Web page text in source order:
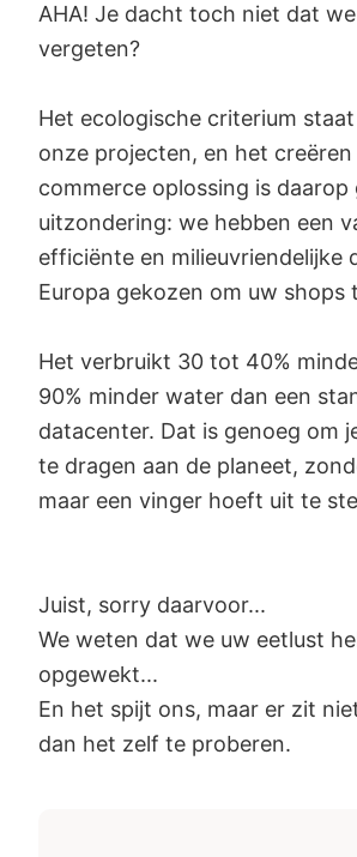
AHA! Je dacht toch niet dat
vergeten?
Het ecologische criterium
onze projecten, en het creëren
commerce oplossing is daarop
uitzondering: we hebben een
efficiënte en milieuvriendelijke
Europa gekozen om uw shops
Het verbruikt 30 tot 40%
90% minder water dan een
datacenter. Dat is genoeg om
te dragen aan de planeet,
maar een vinger hoeft uit te
Juist, sorry daarvoor...
We weten dat we uw eetlust
opgewekt...
En het spijt ons, maar er zit
dan het zelf te proberen.